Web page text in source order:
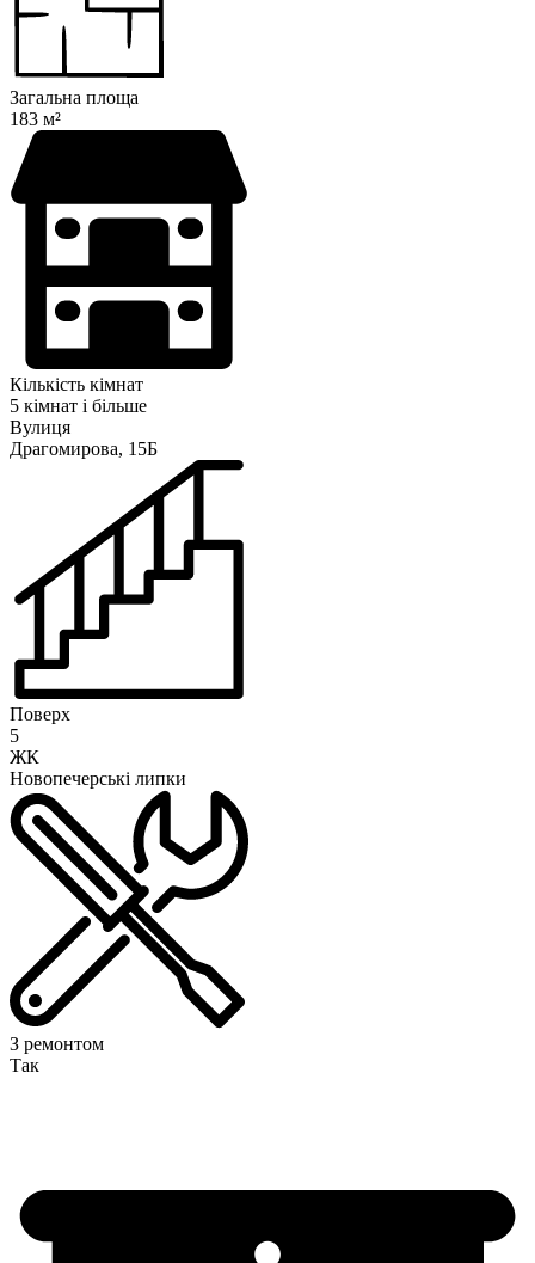
Загальна площа
183 м²
Кількість кімнат
5 кімнат і більше
Вулиця
Драгомирова, 15Б
Поверх
5
ЖК
Новопечерські липки
З ремонтом
Так